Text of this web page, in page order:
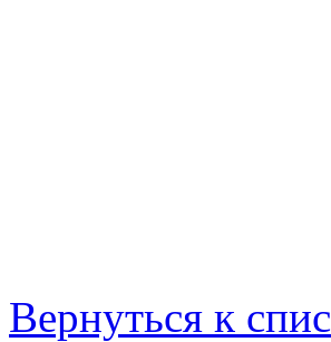
Вернуться к